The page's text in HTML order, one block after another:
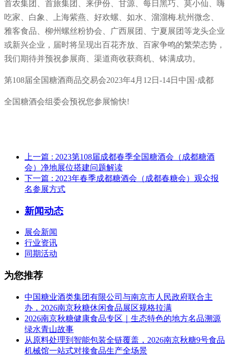
首农集团、首旅集团、来伊份、甘源、每日黑巧、莫小仙、嗨
吃家、白象、上海紫燕、好欢螺、如水、溜溜梅.杭州微念、
雅客食品、柳州螺丝粉协会、广西展团、宁夏展团等龙头企业
或新兴企业，届时将呈现出百花齐放、百家争鸣的繁荣态势，
我们期待并预祝参展商、渠道商收获商机、钵满成功。
第108届全国糖酒商品交易会2023年4月12日-14日中国·成都
全国糖酒会组委会预祝您参展愉快!
上一篇 : 2023第108届成都春季全国糖酒会（成都糖酒
会）净地展位搭建问题解读
下一篇 : 2023年春季成都糖酒会（成都春糖会）观众报
名参展方式
新闻动态
展会新闻
行业资讯
同期活动
为您推荐
中国糖业酒类集团有限公司与南京市人民政府联合主
办，2026南京秋糖休闲食品展区规格拉满
2026南京秋糖健康食品专区｜生态特色的地方名品溯源
绿水青山故事
从原料处理到智能包装全链覆盖，2026南京秋糖9号食品
机械馆一站式对接食品生产全场景